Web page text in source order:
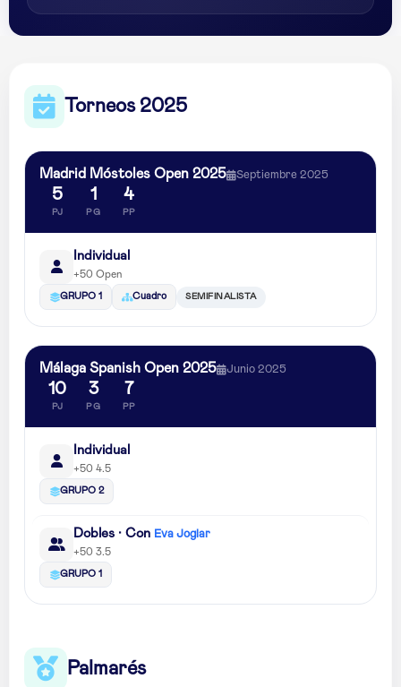
Torneos 2025
Madrid Móstoles Open 2025 Septiembre 2025
5
PJ
1
PG
4
PP
Individual
+50 Open
GRUPO 1 Cuadro SEMIFINALISTA
Málaga Spanish Open 2025 Junio 2025
10
PJ
3
PG
7
PP
Individual
+50 4.5
GRUPO 2
Dobles · Con Eva Joglar
+50 3.5
GRUPO 1
Palmarés